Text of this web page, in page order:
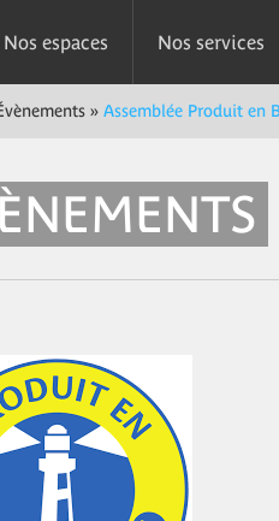
Nos espaces Nos services
» Assemblée Produit en